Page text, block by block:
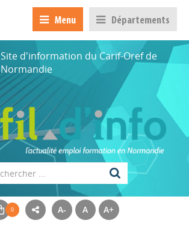
Menu Départements
Site d'information du Carif-Oref de
Normandie
A- A A+